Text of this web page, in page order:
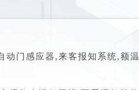
动门感应器,来客报知系统,